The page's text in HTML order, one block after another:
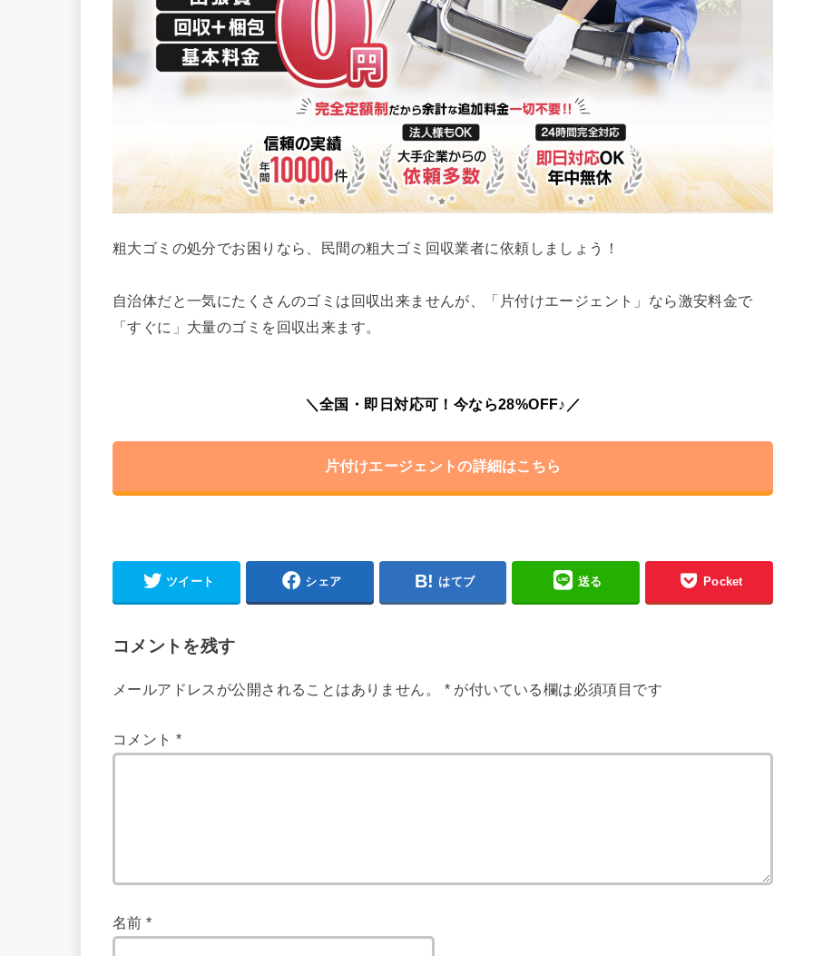
粗大ゴミの処分でお困りなら、民間の粗大ゴミ回収業者に依頼しましょう！
自治体だと一気にたくさんのゴミは回収出来ませんが、「片付けエージェント」なら激安料金で
「すぐに」大量のゴミを回収出来ます。
＼全国・即日対応可！今なら28%OFF♪／
片付けエージェントの詳細はこちら
ツイート シェア はてブ 送る Pocket
コメントを残す
メールアドレスが公開されることはありません。 *が付いている欄は必須項目です
コメント*
名前*